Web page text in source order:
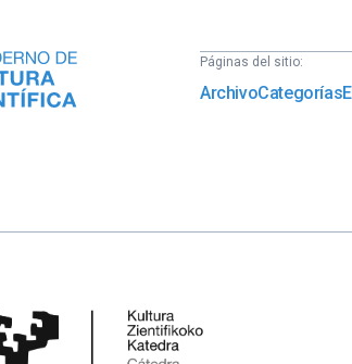
Páginas del sitio:
ArchivoCategorías